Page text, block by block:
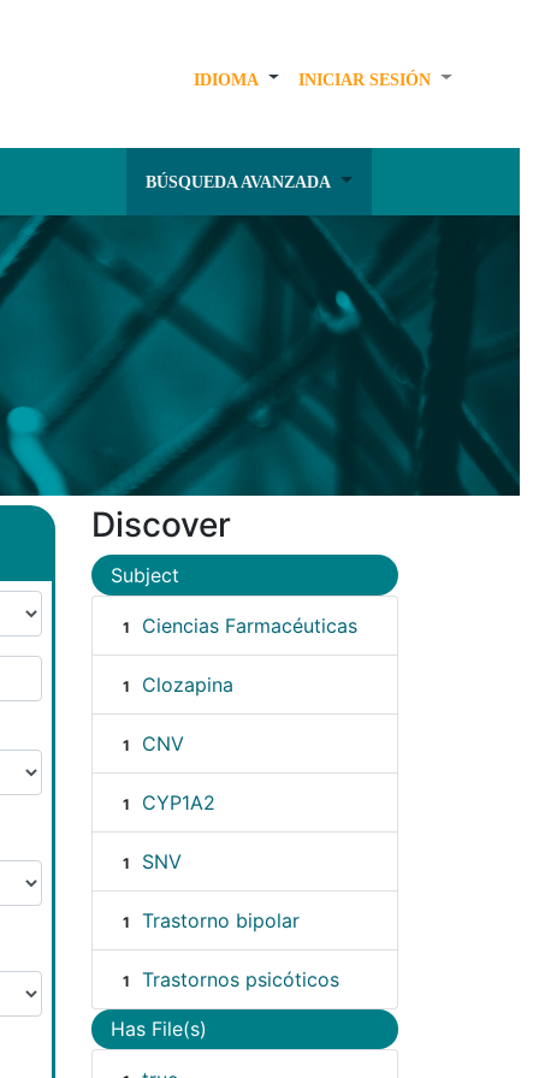
IDIOMA INICIAR SESIÓN
BÚSQUEDA AVANZADA
Discover
Subject
1 Ciencias Farmacéuticas
1 Clozapina
1 CNV
1 CYP1A2
1 SNV
1 Trastorno bipolar
1 Trastornos psicóticos
Has File(s)